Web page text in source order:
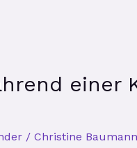
einer
/ Christine Baumann